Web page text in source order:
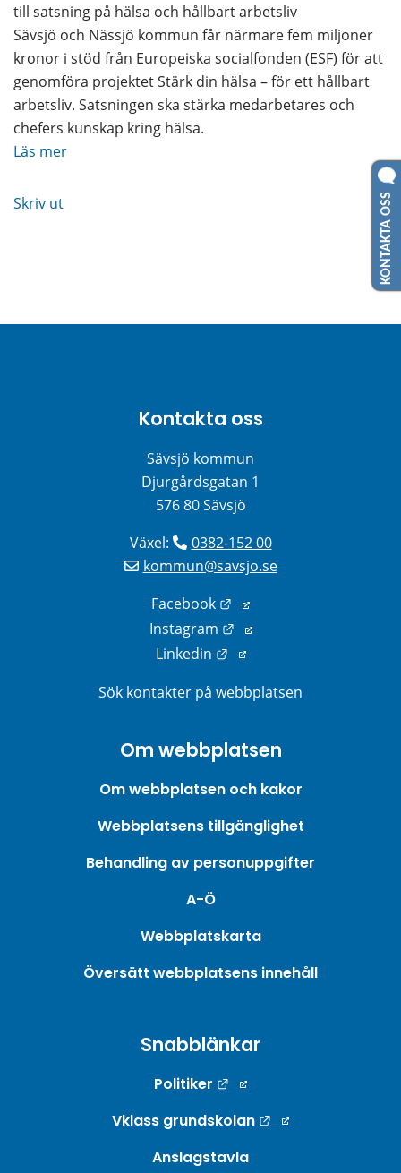
till satsning på hälsa och hållbart arbetsliv
Sävsjö och Nässjö kommun får närmare fem miljoner
kronor i stöd från Europeiska socialfonden (ESF) för att
genomföra projektet Stärk din hälsa – för ett hållbart
arbetsliv. Satsningen ska stärka medarbetares och
chefers kunskap kring hälsa.
Läs mer
Skriv ut
Kontakta oss
Sävsjö kommun
Djurgårdsgatan 1
576 80 Sävsjö
Växel:
0382-152 00
kommun@savsjo.se
Facebook
Länk till annan
Instagram
Länk till annan
Linkedin
Länk till annan webbplats.
Sök kontakter på webbplatsen
Om webbplatsen
Om webbplatsen och kakor
Webbplatsens tillgänglighet
Behandling av personuppgifter
A-Ö
Webbplatskarta
Översätt webbplatsens innehåll
Snabblänkar
Politiker
Länk till annan
Vklass grundskolan
Länk till annan
Anslagstavla
KONTAKTA OSS